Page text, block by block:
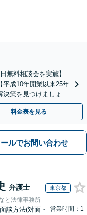
無料相談会を実施】
平成10年開業以来25年
策を見つけましょ
料金表を見る
ールでお問い合わせ
弁護士 東京都
と法律事務所
面談方法(対面・
営業時間：1